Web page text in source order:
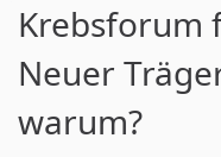
Krebsforum
Neuer
warum?